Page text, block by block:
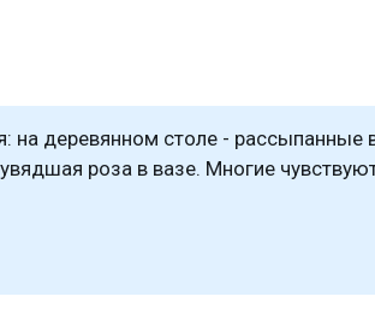
на деревянном столе - рассыпанные
роза в вазе. Многие